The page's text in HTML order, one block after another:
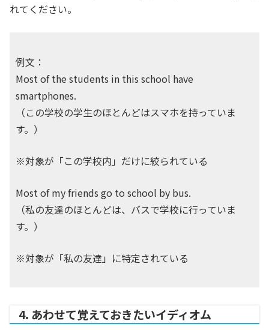
れてください。
例文：
Most of the students in this school have
smartphones.
（この学校の学生のほとんどはスマホを持っていま
す。）
※対象が「この学校内」だけに絞られている
Most of my friends go to school by bus.
（私の友達のほとんどは、バスで学校に行っていま
す。）
※対象が「私の友達」に特定されている
4. あわせて覚えておきたいイディオム